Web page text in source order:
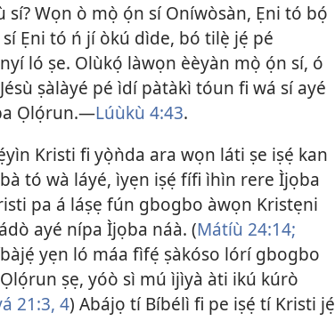
sí? Wọn ò mọ̀ ọ́n sí Oníwòsàn, Ẹni tó bọ́
Ẹni tó ń jí òkú dìde, bó tilẹ̀ jẹ́ pé
ló ṣe. Olùkọ́ làwọn èèyàn mọ̀ ọ́n sí, ó
ṣàlàyé pé ìdí pàtàkì tóun fi wá sí ayé
Ọlọ́run.—Lúùkù 4:43.
Kristi fi yọ̀ǹda ara wọn láti ṣe iṣẹ́ kan
tó wà láyé, ìyẹn iṣẹ́ fífi ìhìn rere Ìjọba
pa á láṣẹ fún gbogbo àwọn Kristẹni
ayé nípa Ìjọba náà. (Mátíù 24:14;
yẹn ló máa fìfẹ́ ṣàkóso lórí gbogbo
ṣẹ, yóò sì mú ìjìyà àti ikú kúrò
21:3, 4) Abájọ tí Bíbélì fi pe iṣẹ́ tí Kristi jẹ́